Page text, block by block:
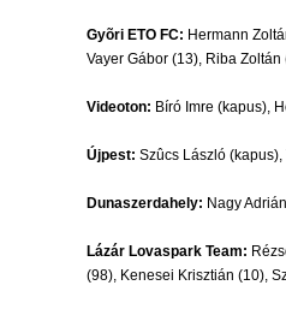
Gyõri ETO FC: Hermann
Vayer Gábor (13), Riba Zoltán
Videoton: Bíró Imre (kapus),
Újpest: Szûcs László
Dunaszerdahely: Nagy
Lázár Lovaspark Team:
(98), Kenesei Krisztián (10),